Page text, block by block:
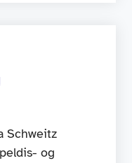
Schweitz
og